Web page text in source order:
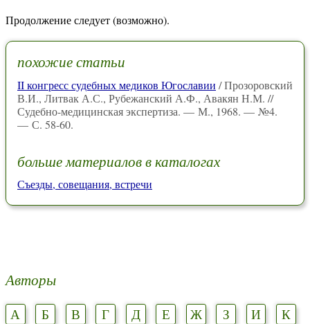
Продолжение следует (возможно).
похожие статьи
II конгресс судебных медиков Югославии / Прозоровский
В.И., Литвак А.С., Рубежанский А.Ф., Авакян Н.М. //
Судебно-медицинская экспертиза. — М., 1968. — №4.
— С. 58-60.
больше материалов в каталогах
Съезды, совещания, встречи
Авторы
А Б В Г Д Е Ж З И
К